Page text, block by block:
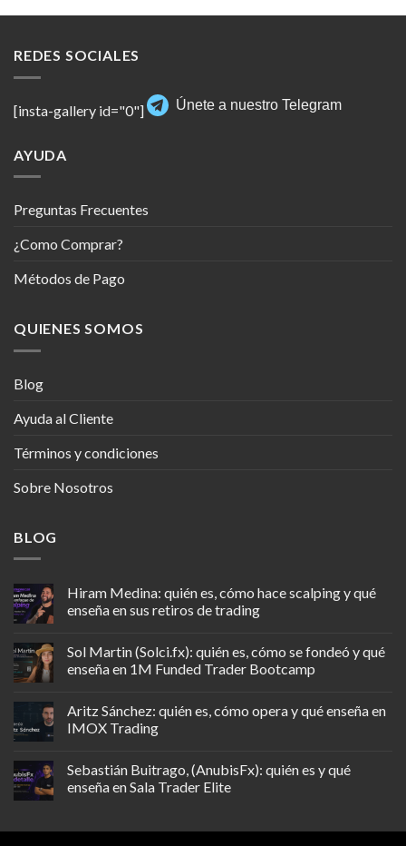
REDES SOCIALES
[insta-gallery id="0"] Únete a nuestro Telegram
AYUDA
Preguntas Frecuentes
¿Como Comprar?
Métodos de Pago
QUIENES SOMOS
Blog
Ayuda al Cliente
Términos y condiciones
Sobre Nosotros
BLOG
Hiram Medina: quién es, cómo hace scalping y qué
enseña en sus retiros de trading
Sol Martin (Solci.fx): quién es, cómo se fondeó y qué
enseña en 1M Funded Trader Bootcamp
Aritz Sánchez: quién es, cómo opera y qué enseña en
IMOX Trading
Sebastián Buitrago, (AnubisFx): quién es y qué
enseña en Sala Trader Elite